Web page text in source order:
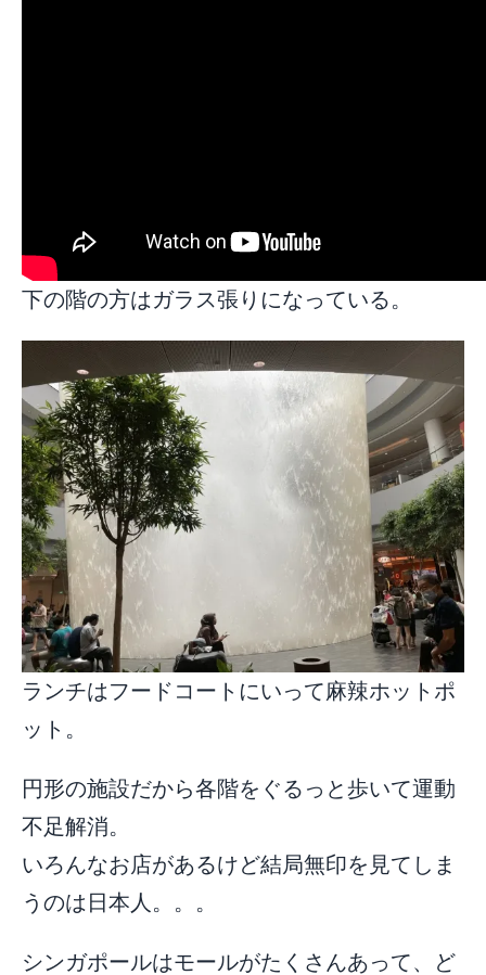
下の階の方はガラス張りになっている。
ランチはフードコートにいって麻辣ホットポ
ット。
円形の施設だから各階をぐるっと歩いて運動
不足解消。
いろんなお店があるけど結局無印を見てしま
うのは日本人。。。
シンガポールはモールがたくさんあって、ど